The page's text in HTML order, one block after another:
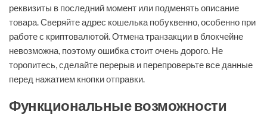
реквизиты в последний момент или подменять описание
товара. Сверяйте адрес кошелька побуквенно, особенно при
работе с криптовалютой. Отмена транзакции в блокчейне
невозможна, поэтому ошибка стоит очень дорого. Не
торопитесь, сделайте перерыв и перепроверьте все данные
перед нажатием кнопки отправки.
Функциональные возможности